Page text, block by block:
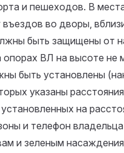
и пешеходов. В
во дворы,
быть защищены от
опорах ВЛ на высоте не
быть установлены
указаны
на
и телефон
и зеленым